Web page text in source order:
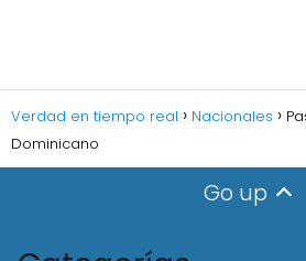
Verdad en tiempo real Nacionales
Dominicano
Go up